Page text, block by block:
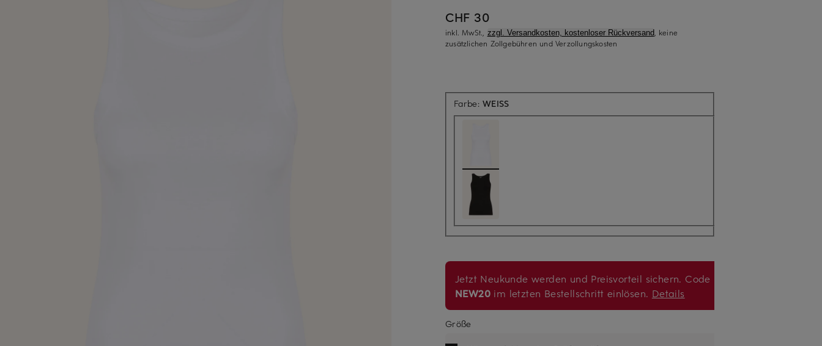
CHF 30
inkl. MwSt., zzgl. Versandkosten, kostenloser Rückversand, keine
zusätzlichen Zollgebühren und Verzollungskosten
Farbe:WEISS
Jetzt Neukunde werden und Preisvorteil sichern. Code
NEW20 im letzten Bestellschritt einlösen. Details
Größe